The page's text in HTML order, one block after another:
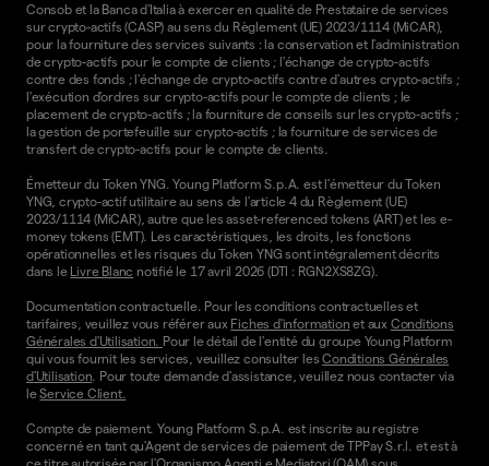
Consob et la Banca d'Italia à exercer en qualité de Prestataire de services
sur crypto-actifs (CASP) au sens du Règlement (UE) 2023/1114 (MiCAR),
pour la fourniture des services suivants : la conservation et l'administration
de crypto-actifs pour le compte de clients ; l'échange de crypto-actifs
contre des fonds ; l'échange de crypto-actifs contre d'autres crypto-actifs ;
l'exécution d'ordres sur crypto-actifs pour le compte de clients ; le
placement de crypto-actifs ; la fourniture de conseils sur les crypto-actifs ;
la gestion de portefeuille sur crypto-actifs ; la fourniture de services de
transfert de crypto-actifs pour le compte de clients.
Émetteur du Token YNG. Young Platform S.p.A. est l'émetteur du Token
YNG, crypto-actif utilitaire au sens de l'article 4 du Règlement (UE)
2023/1114 (MiCAR), autre que les asset-referenced tokens (ART) et les e-
money tokens (EMT). Les caractéristiques, les droits, les fonctions
opérationnelles et les risques du Token YNG sont intégralement décrits
dans le Livre Blanc notifié le 17 avril 2026 (DTI : RGN2XS8ZG).
Documentation contractuelle. Pour les conditions contractuelles et
tarifaires, veuillez vous référer aux Fiches d'information et aux Conditions
Générales d'Utilisation. Pour le détail de l'entité du groupe Young Platform
qui vous fournit les services, veuillez consulter lesConditions Générales
d'Utilisation. Pour toute demande d'assistance, veuillez nous contacter via
leService Client.
Compte de paiement. Young Platform S.p.A. est inscrite au registre
concerné en tant qu'Agent de services de paiement de TPPay S.r.l. et est à